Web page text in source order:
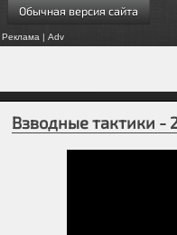
Обычная версия сайта
Реклама | Adv
Взводные тактики -